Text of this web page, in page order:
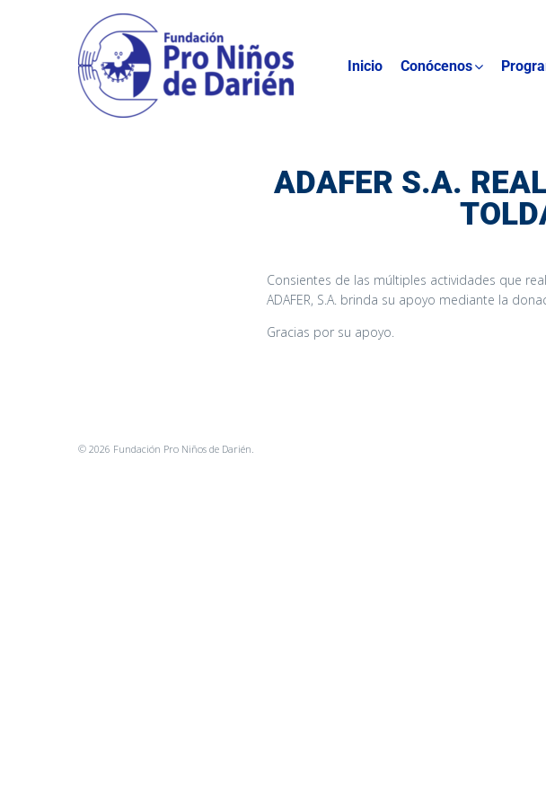
Inicio Conócenos
ADAFER S.A.
Consientes de las múltiples actividades que
ADAFER, S.A. brinda su apoyo mediante la
Gracias por su apoyo.
© 2026 Fundación Pro Niños de Darién.